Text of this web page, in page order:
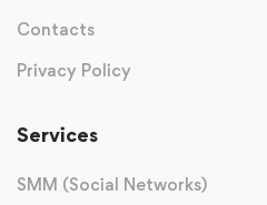
Contacts
Privacy Policy
Services
SMM (Social Networks)